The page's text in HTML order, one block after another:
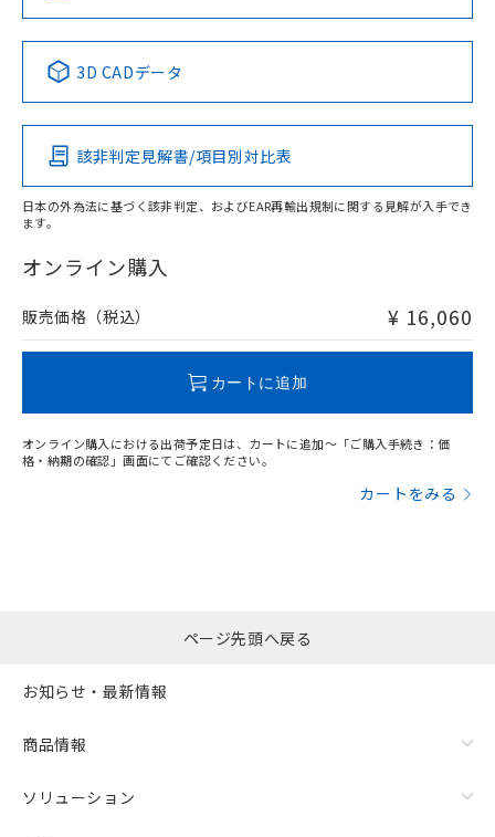
上、n: 54mm以上
検出領域
Pb Hg Cd Cr(VI)
O
在庫等で未対応品が混在する可能性があります。
問い合わせください。
No No No No
この製品の規格認証/適合状況ページへ
その他の認証はこちらのページからご検索ください
3D CADデータ
該非判定見解書/項目別対比表
日本の外為法に基づく該非判定、およびEAR再輸出規制に関する見解が入手でき
ます。
オンライン購入
販売価格（税込） ¥ 16,060
カートに追加
オンライン購入における出荷予定日は、カートに追加～「ご購入手続き：価
格・納期の確認」画面にてご確認ください。
カートをみる
ページ先頭へ戻る
お知らせ・最新情報
商品情報
ソリューション